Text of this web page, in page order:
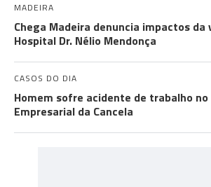
MADEIRA
Chega Madeira denuncia impactos da
Hospital Dr. Nélio Mendonça
CASOS DO DIA
Homem sofre acidente de trabalho no
Empresarial da Cancela